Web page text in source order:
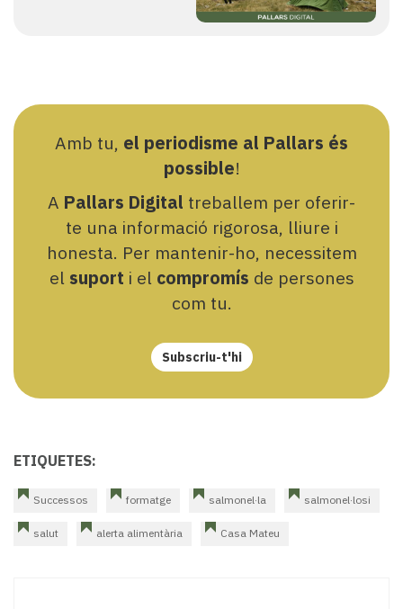
Amb tu, el periodisme al Pallars és
possible!
A Pallars Digital treballem per oferir-
te una informació rigorosa, lliure i
honesta. Per mantenir-ho, necessitem
el suport i el compromís de persones
com tu.
Subscriu-t'hi
ETIQUETES:
Successos formatge salmonel·la salmonel·losi
salut alerta alimentària Casa Mateu